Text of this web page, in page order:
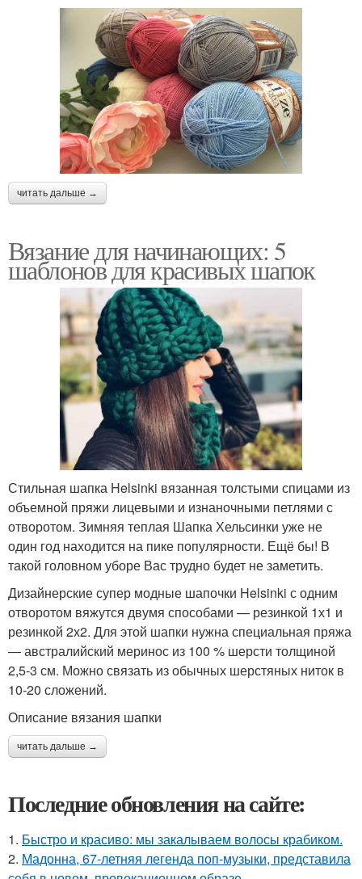
читать дальше →
Вязание для начинающих: 5
шаблонов для красивых шапок
Стильная шапка Helsinki вязанная толстыми спицами из
объемной пряжи лицевыми и изнаночными петлями с
отворотом. Зимняя теплая Шапка Хельсинки уже не
один год находится на пике популярности. Ещё бы! В
такой головном уборе Вас трудно будет не заметить.
Дизайнерские супер модные шапочки Helsinki с одним
отворотом вяжутся двумя способами — резинкой 1х1 и
резинкой 2х2. Для этой шапки нужна специальная пряжа
— австралийский меринос из 100 % шерсти толщиной
2,5-3 см. Можно связать из обычных шерстяных ниток в
10-20 сложений.
Описание вязания шапки
читать дальше →
Последние обновления на сайте:
1. Быстро и красиво: мы закалываем волосы крабиком.
2. Мадонна, 67-летняя легенда поп-музыки, представила